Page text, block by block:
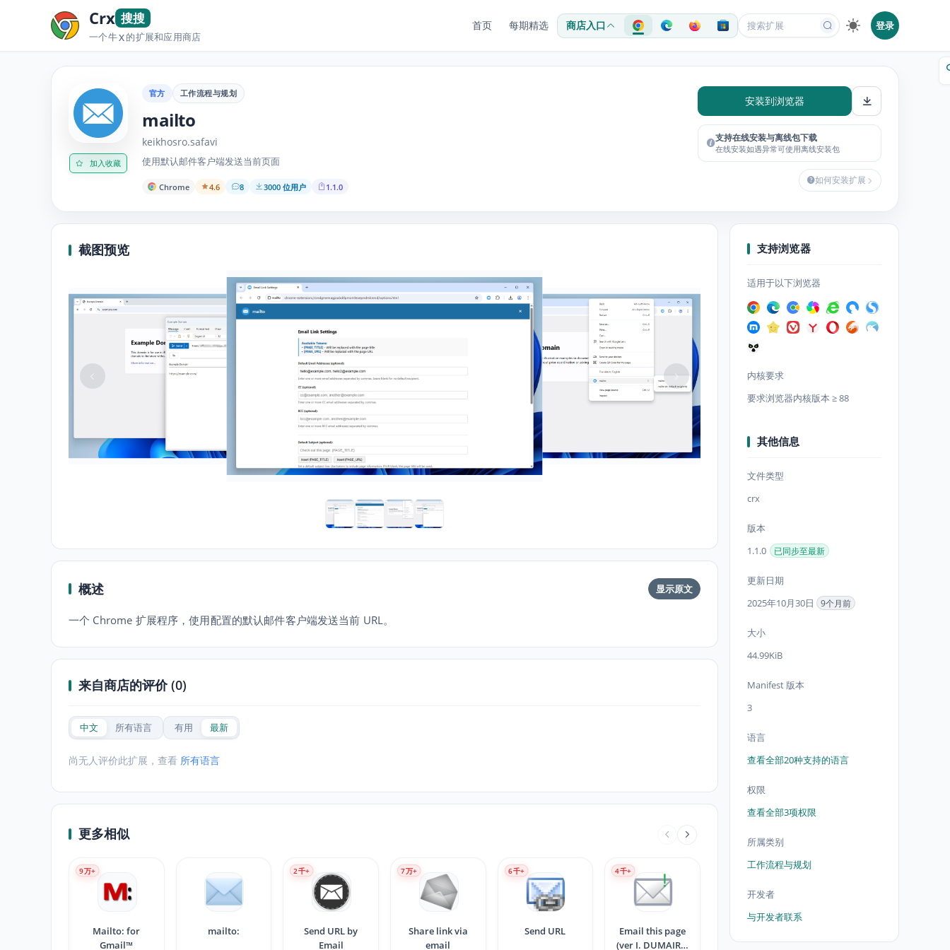
Crx 搜搜
一个牛X的扩展和应用商店
首页 每期精选 商店入口 登录
加入收藏
官方 工作流程与规划
mailto
keikhosro.safavi
使用默认邮件客户端发送当前页面
Chrome 4.6 8 3000 位用户 1.1.0
安装到浏览器
支持在线安装与离线包下载
在线安装如遇异常可使用离线安装包
如何安装扩展
截图预览
概述 显示原文
一个 Chrome 扩展程序，使用配置的默认邮件客户端发送当前 URL。
来自商店的评价 (0)
中文 所有语言 有用 最新
尚无人评价此扩展，查看 所有语言
更多相似
Mailto: for
Gmail™
9万+
mailto:
Send URL by
Email
2千+
Share link via
email
7万+
Send URL
6千+
Email this page
(ver I. DUMAIRE)
4千+
支持浏览器
适用于以下浏览器
内核要求
要求浏览器内核版本 ≥ 88
其他信息
文件类型
crx
版本
1.1.0
已同步至最新
更新日期
2025年10月30日
9个月前
大小
44.99KiB
Manifest 版本
3
语言
查看全部20种支持的语言
权限
查看全部3项权限
所属类别
工作流程与规划
开发者
与开发者联系